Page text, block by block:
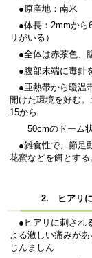
●原産地：南米
●体長：2mmから
リがいる）
●全体は赤茶色、
●腹部末端に毒針
●亜熱帯から暖温
開けた環境を好む
15から
50cmのドーム状
●雑食性で、節足
花蜜などを餌とする
2. ヒアリ
●ヒアリに刺され
よる激しい痛みがあ
じんましん